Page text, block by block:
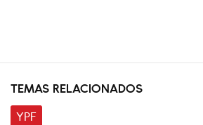
TEMAS RELACIONADOS
YPF